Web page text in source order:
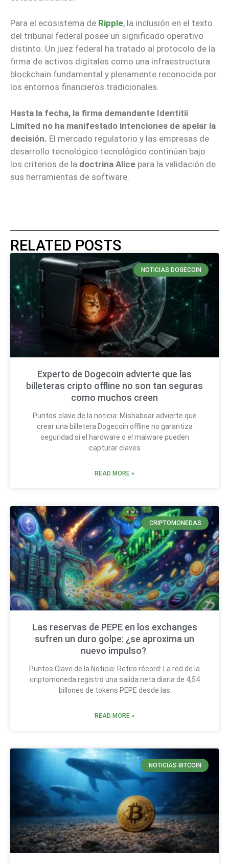
Para el ecosistema de Ripple, la inclusión en el texto
del tribunal federal posee un significado operativo
distinto. Un juez federal ha tratado al protocolo de la
firma de activos digitales como una infraestructura
blockchain fundamental y plenamente reconocida por
los entornos financieros tradicionales.
Hasta la fecha, la firma demandante Identitii
Limited no ha manifestado intenciones de apelar la
decisión. El mercado regulatorio y las empresas de
desarrollo tecnológico tecnológico continúan bajo
los criterios de la doctrina Alice para la validación de
sus herramientas de software.
RELATED POSTS
NOTICIAS DOGECOIN
Experto de Dogecoin advierte que las
billeteras cripto offline no son tan seguras
como muchos creen
Puntos clave de la noticia: Mishaboar advierte que
crear una billetera Dogecoin offline no garantiza
seguridad si el hardware o el malware pueden
capturar claves
READ MORE »
CRIPTOMONEDAS
Las reservas de PEPE en los exchanges
sufren un duro golpe: ¿se aproxima un
nuevo impulso?
Puntos Clave de la Noticia: Retiro récord: La red de la
criptomoneda registró una salida neta diaria de 4,54
billones de tokens PEPE desde las
READ MORE »
NOTICIAS BITCOIN